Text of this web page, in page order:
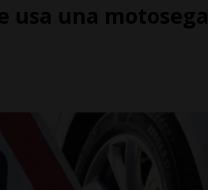
una motosega